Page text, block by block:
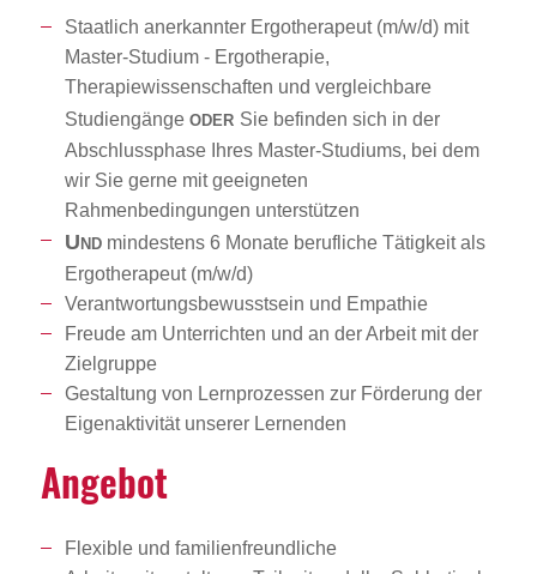
Staatlich anerkannter Ergotherapeut (m/w/d) mit
Master-Studium - Ergotherapie,
Therapiewissenschaften und vergleichbare
Studiengänge oder Sie befinden sich in der
Abschlussphase Ihres Master-Studiums, bei dem
wir Sie gerne mit geeigneten
Rahmenbedingungen unterstützen
Undmindestens 6 Monate berufliche Tätigkeit als
Ergotherapeut (m/w/d)
Verantwortungsbewusstsein und Empathie
Freude am Unterrichten und an der Arbeit mit der
Zielgruppe
Gestaltung von Lernprozessen zur Förderung der
Eigenaktivität unserer Lernenden
Angebot
Flexible und familienfreundliche